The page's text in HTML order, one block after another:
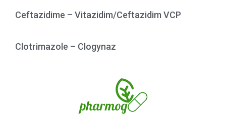
Ceftazidime – Vitazidim/Ceftazidim VCP
Clotrimazole – Clogynaz